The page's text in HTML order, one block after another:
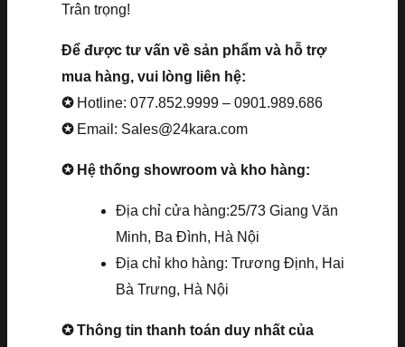
Trân trọng!
Để được tư vấn về sản phẩm và hỗ trợ
mua hàng, vui lòng liên hệ:
✪ Hotline: 077.852.9999 – 0901.989.686
✪ Email: Sales@24kara.com
✪ Hệ thống showroom và kho hàng:
Địa chỉ cửa hàng:25/73 Giang Văn
Minh, Ba Đình, Hà Nội
Địa chỉ kho hàng: Trương Định, Hai
Bà Trưng, Hà Nội
✪ Thông tin thanh toán duy nhất của